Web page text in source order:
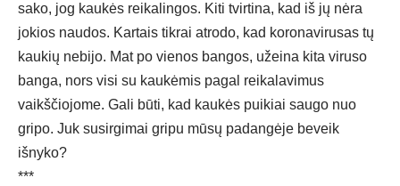
sako, jog kaukės reikalingos. Kiti tvirtina, kad iš jų nėra
jokios naudos. Kartais tikrai atrodo, kad koronavirusas tų
kaukių nebijo. Mat po vienos bangos, užeina kita viruso
banga, nors visi su kaukėmis pagal reikalavimus
vaikščiojome. Gali būti, kad kaukės puikiai saugo nuo
gripo. Juk susirgimai gripu mūsų padangėje beveik
išnyko?
***